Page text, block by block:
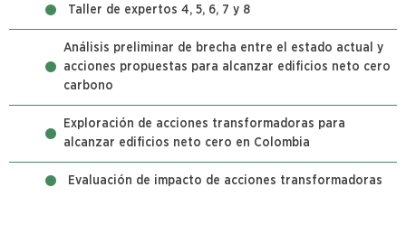
Taller de expertos 4, 5, 6, 7 y 8
Análisis preliminar de brecha entre el estado actual y
acciones propuestas para alcanzar edificios neto cero
carbono
Exploración de acciones transformadoras para
alcanzar edificios neto cero en Colombia
Evaluación de impacto de acciones transformadoras